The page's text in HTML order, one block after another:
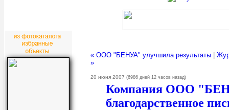
« ООО "БЕНУА" улучшила результаты
»
20 июня 2007 (6986 дней 12 часов назад)
Компания ООО
благодарственное